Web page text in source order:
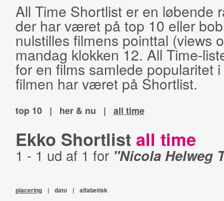
All Time Shortlist er en løbende
der har været på top 10 eller
nulstilles filmens pointtal (views
mandag klokken 12. All Time-
for en films samlede popularitet
filmen har været på Shortlist.
top 10 | her & nu | all time
Ekko Shortlist all time
1 - 1 ud af 1 for "Nicola Helweg
placering | dato | alfabetisk